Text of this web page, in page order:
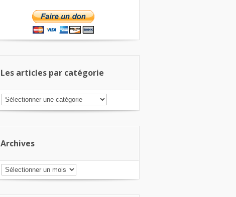
Les articles par catégorie
Les
articles
Archives
Archives